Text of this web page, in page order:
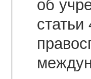
об